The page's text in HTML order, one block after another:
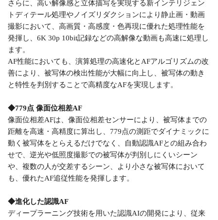
さらに、高い解像感と立体描写を実現する新インテリジェン
トディテール処理やノイズリダクションにより静止画・動画
撮影において、高画質・高感度・色再現に優れた処理性能を
発揮し、6K 30p 10bit記録などの高解像な動画も高速に処理し
ます。
AF性能においても、演算処理の高速化とAFアルゴリズムの改
善により、被写体の検出性能が大幅に向上し、被写体の動き
と特性を判別することで高精度なAFを実現します。
◆779点 像面位相差AF
像面位相差AFは、像面位相差センサーにより、被写体までの
距離を高速・高精度に算出し、779点の測距でダイナミックに
動く被写体をとらえるだけでなく、自動認識AFとの組み合わ
せで、逆光や低照度撮影での被写体が判別しにくいシーン
や、複数の人が交差するシーン、より小さな被写体において
も、優れたAF追従性能を発揮します。
◆進化した認識AF
ディープラーニング技術を用いた認識AIの開発により、従来